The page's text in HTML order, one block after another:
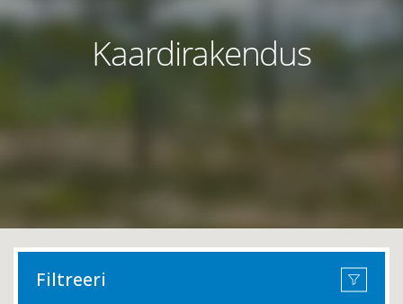
Kaardirakendus
Filtreeri